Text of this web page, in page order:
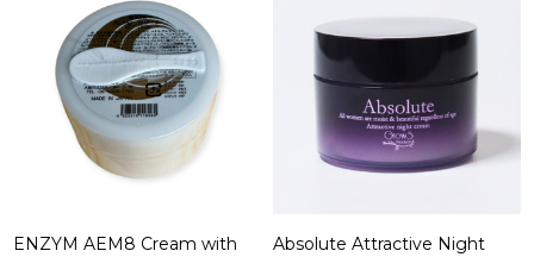
ENZYM AEM8 Cream with
Absolute Attractive Night